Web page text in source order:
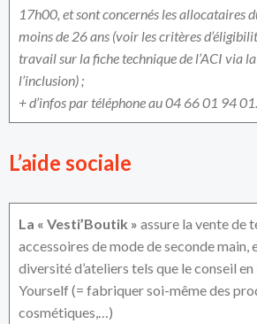
17h00, et sont concernés les allocataires
moins de 26 ans (voir les critères
travail sur la fiche technique de l’ACI via
l’inclusion) ;
+ d’infos par téléphone au 04 66 01 94 01.
L’aide sociale
La « Vesti’Boutik » assure la vente de
accessoires de mode de seconde main,
diversité d’ateliers tels que le conseil
Yourself (= fabriquer soi-même des
cosmétiques,…)